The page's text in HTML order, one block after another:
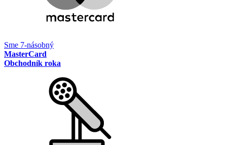
Sme 7-násobný
MasterCard
Obchodník roka